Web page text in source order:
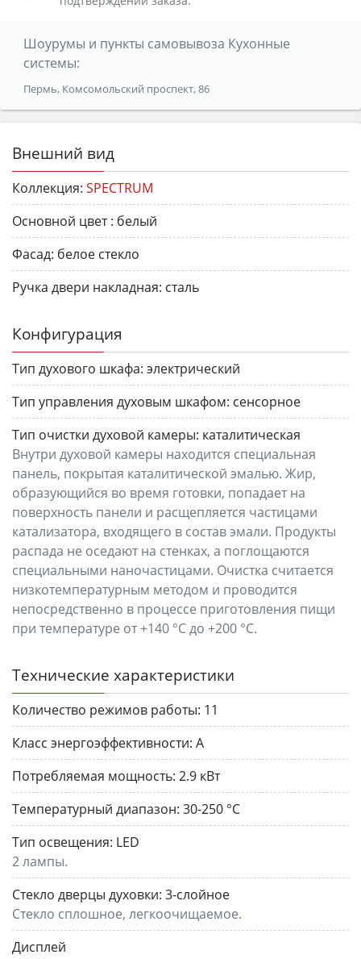
Шоурумы и пункты самовывоза Кухонные
системы:
Пермь, Комсомольский проспект, 86
Внешний вид
Коллекция: SPECTRUM
Основной цвет : белый
Фасад: белое стекло
Ручка двери накладная: сталь
Конфигурация
Тип духового шкафа: электрический
Тип управления духовым шкафом: сенсорное
Тип очистки духовой камеры: каталитическая
Внутри духовой камеры находится специальная
панель, покрытая каталитической эмалью. Жир,
образующийся во время готовки, попадает на
поверхность панели и расщепляется частицами
катализатора, входящего в состав эмали. Продукты
распада не оседают на стенках, а поглощаются
специальными наночастицами. Очистка считается
низкотемпературным методом и проводится
непосредственно в процессе приготовления пищи
при температуре от +140 °C до +200 °C.
Технические характеристики
Количество режимов работы: 11
Класс энергоэффективности: A
Потребляемая мощность: 2.9 кВт
Температурный диапазон: 30-250 °C
Тип освещения: LED
2 лампы.
Стекло дверцы духовки: 3-слойное
Стекло сплошное, легкоочищаемое.
Дисплей